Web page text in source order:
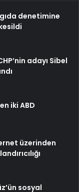
denetimine
adayı Sibel
iki ABD
üzerinden
sosyal